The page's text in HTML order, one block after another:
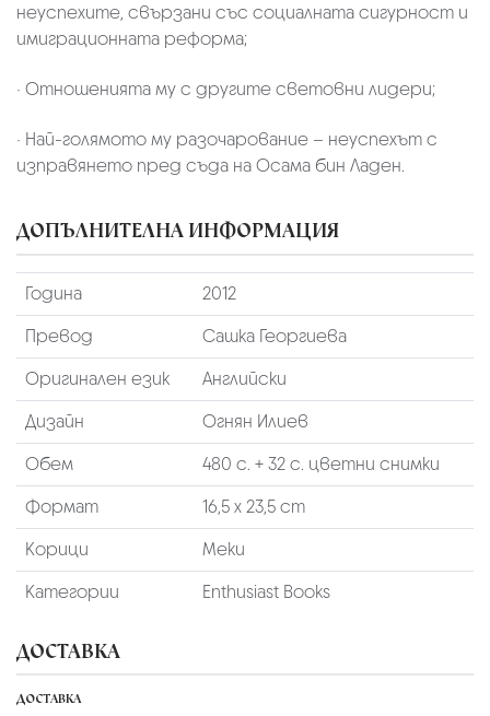
неуспехите, свързани със социалната сигурност и
имиграционната реформа;
· Отношенията му с другите световни лидери;
· Най-голямото му разочарование – неуспехът с
изправянето пред съда на Осама бин Ладен.
ДОПЪЛНИТЕЛНА ИНФОРМАЦИЯ
Година
2012
Превод
Сашка Георгиева
Оригинален език
Английски
Дизайн
Огнян Илиев
Обем
480 с. + 32 с. цветни снимки
Формат
16,5 х 23,5 cm
Корици
Меки
Категории
Enthusiast Books
ДОСТАВКА
ДОСТАВКА